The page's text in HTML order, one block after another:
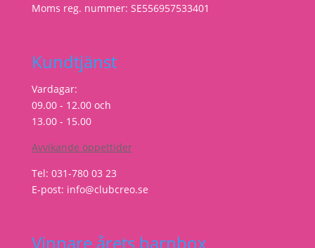
Moms reg. nummer: SE556957533401
Kundtjänst
Vardagar:
09.00 - 12.00 och
13.00 - 15.00
Avvikande öppettider
Tel: 031-780 03 23
E-post: info@clubcreo.se
Vinnare årets barnbox